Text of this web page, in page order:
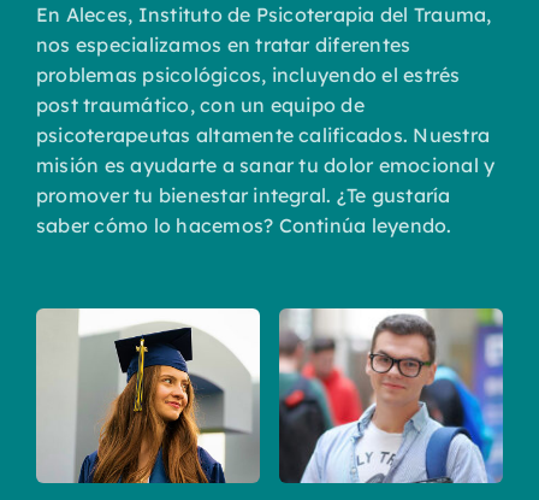
En Aleces, Instituto de Psicoterapia del Trauma,
nos especializamos en tratar diferentes
problemas psicológicos, incluyendo el estrés
post traumático, con un equipo de
psicoterapeutas altamente calificados. Nuestra
misión es ayudarte a sanar tu dolor emocional y
promover tu bienestar integral. ¿Te gustaría
saber cómo lo hacemos? Continúa leyendo.